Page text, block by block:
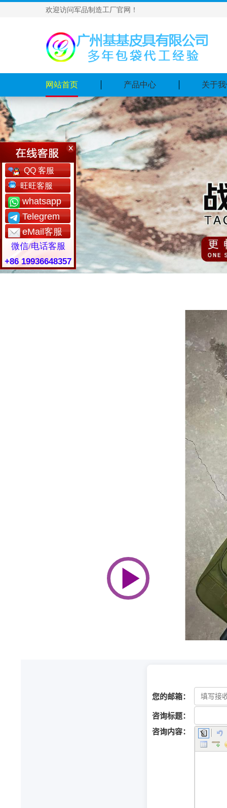
欢迎访问军品制造工厂官网！
网站首页 产品中心 关于
QQ 客服
旺旺客服
whatsapp
Telegrem
eMail客服
微信/电话客服
+86 19936648357